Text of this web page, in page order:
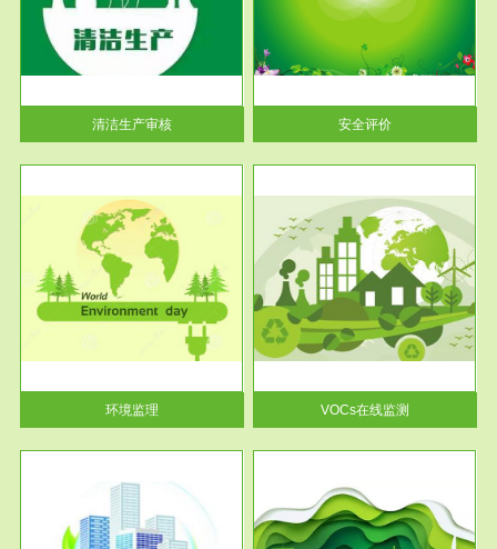
清洁生产审核
安全评价
安全评价安全评价目的是查找、
分析和预测工程、系统、生产经
营活...
安全评价
环境监理
服务范围
VOCs在线监测
根据《重点区域大气污染防
治“十二五”规划》有机废气净化
率达...
VOCs在线监测
服务范围